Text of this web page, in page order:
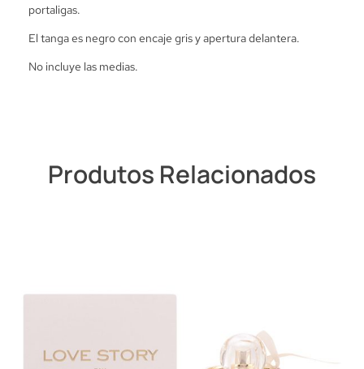
portaligas.
El tanga es negro con encaje gris y apertura delantera.
No incluye las medias.
Produtos Relacionados